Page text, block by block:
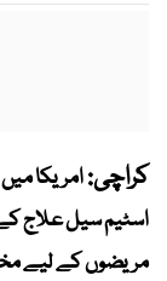
کراچی:امریکا
اسٹیم سیل علاج
مریضوں کے لیے